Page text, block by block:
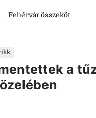
Fehérvár összeköt
a